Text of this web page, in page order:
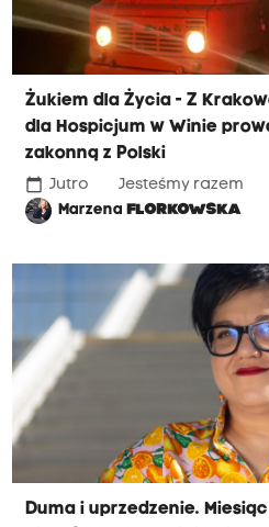
Żukiem dla Życia - Z
dla Hospicjum w Winie
zakonną z Polski
calendar_today Jutro
Jesteśmy razem
MarzenaFLORKOWSKA
Duma i uprzedzenie.